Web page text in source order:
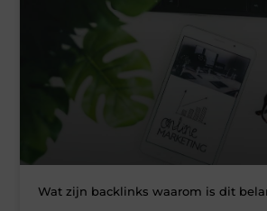
Wat zijn backlinks waarom is dit